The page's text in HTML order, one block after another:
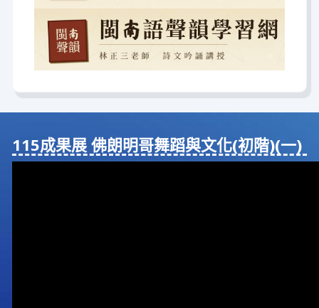
115成果展 佛朗明哥舞蹈與⽂化(初階)(⼀)